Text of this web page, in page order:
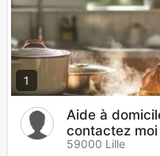
1
Aide à
contactez moi
59000 Lille